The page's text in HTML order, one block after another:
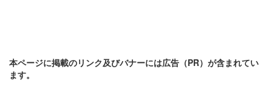
本ページに掲載のリンク及びバナーには広告（PR）が含まれてい
ます。